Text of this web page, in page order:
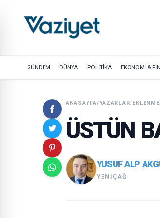
GÜNDEM DÜNYA POLİTİKA EKONOMİ &
ANASAYFA/YAZARLAR/
ÜSTÜN
YUSUF ALP
YENIÇAĞ